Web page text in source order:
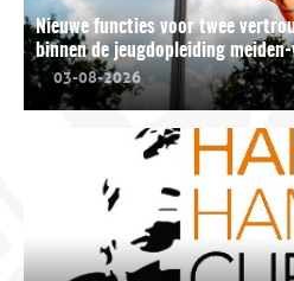
Nieuwe functies voor twee
binnen de jeugdopleiding
03-08-2026